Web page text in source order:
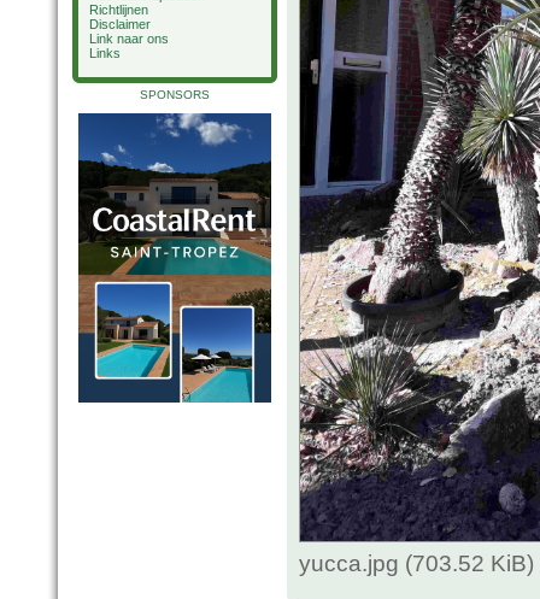
Richtlijnen
Disclaimer
Link naar ons
Links
SPONSORS
yucca.jpg (703.52